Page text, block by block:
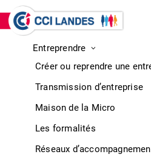
Entreprendre
Créer ou reprendre une
Transmission d’entreprise
Maison de la Micro
Les formalités
Réseaux
INCENDIES DE BISCARROSSE
PARENTIS-EN-BORN
informations sur la